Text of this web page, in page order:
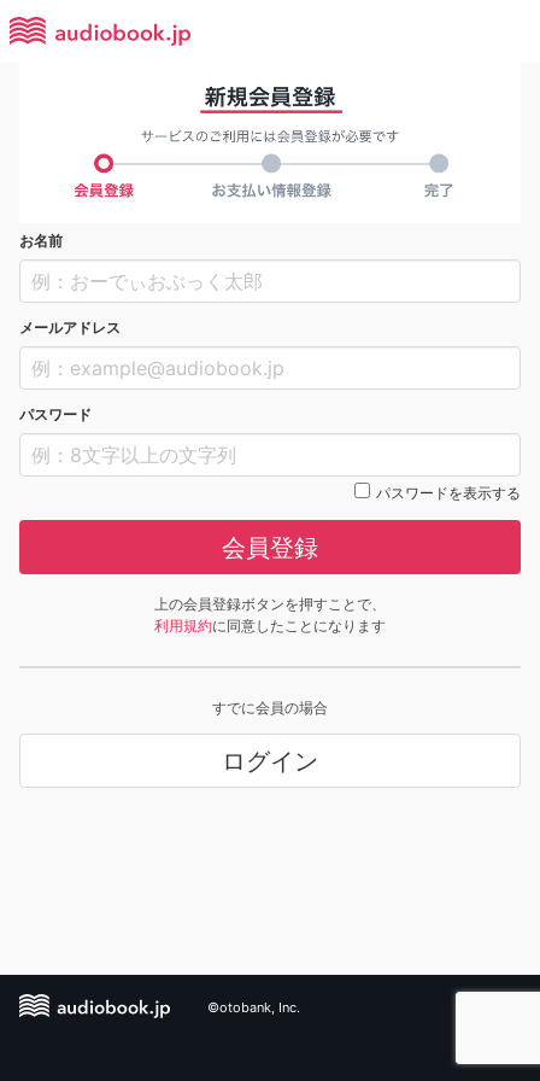
お名前
メールアドレス
パスワード
パスワードを表示する
会員登録
上の会員登録ボタンを押すことで、
利用規約に同意したことになります
すでに会員の場合
ログイン
©otobank, Inc.